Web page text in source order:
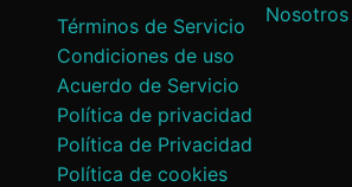
Términos de Servicio
Condiciones de uso
Acuerdo de Servicio
Política de privacidad
Política de Privacidad
Política de cookies
Nosotros